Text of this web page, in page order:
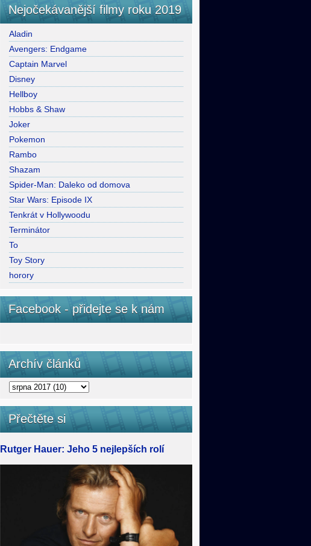
Nejočekávanější filmy roku 2019
Aladin
Avengers: Endgame
Captain Marvel
Disney
Hellboy
Hobbs & Shaw
Joker
Pokemon
Rambo
Shazam
Spider-Man: Daleko od domova
Star Wars: Episode IX
Tenkrát v Hollywoodu
Terminátor
To
Toy Story
horory
Facebook - přidejte se k nám
Archív článků
Přečtěte si
Rutger Hauer: Jeho 5 nejlepších rolí